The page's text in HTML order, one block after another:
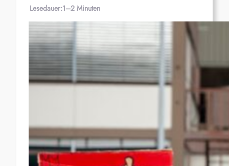
Lesedauer:1–2 Minuten